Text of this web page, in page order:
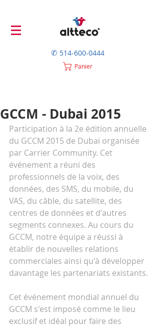
✆ 514-600-0444
Panier
GCCM - Dubai 2015
Participation à la 2e édition annuelle
du GCCM 2015 de Dubaï organisée
par Carrier Community. Cet
événement a réuni des
professionnels de la voix, des
données, des SMS, du mobile, du
VAS, du câble, du satellite, des
centres de données et d'autres
segments connexes. Au cours du
GCCM, notre équipe a réussi à
établir de nouvelles relations
commerciales ainsi qu'à développer
davantage les partenariats existants.
Cet événement mondial annuel du
GCCM s'est imposé comme le lieu
exclusif et idéal pour faire des